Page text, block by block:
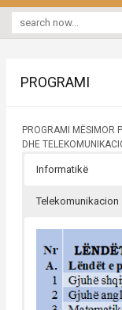
PROGRAMI
PROGRAMI MËSIMOR
DHE
Informatikë
Telekomunikacion